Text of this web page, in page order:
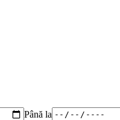
Până la